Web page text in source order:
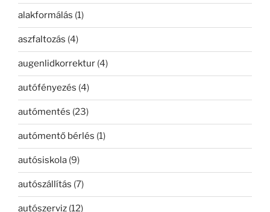
alakformálás (1)
aszfaltozás (4)
augenlidkorrektur (4)
autófényezés (4)
autómentés (23)
autómentő bérlés (1)
autósiskola (9)
autószállítás (7)
autószerviz (12)